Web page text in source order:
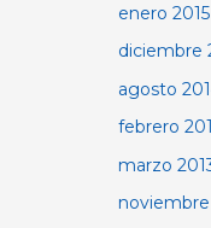
enero 2015
diciembre
agosto
febrero
marzo
noviembre